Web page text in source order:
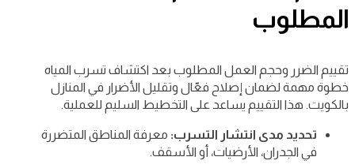
المطلوب
تقييم الضرر وحجم العمل المطلوب بعد اكتشاف تسرب المياه
خطوة مهمة لضمان إصلاح فعّال وتقليل الأضرار في المنازل
بالكويت. هذا التقييم يساعد على التخطيط السليم للعملية.
تحديد مدى انتشار التسرب: معرفة المناطق المتضررة
في الجدران، الأرضيات، أو الأسقف.